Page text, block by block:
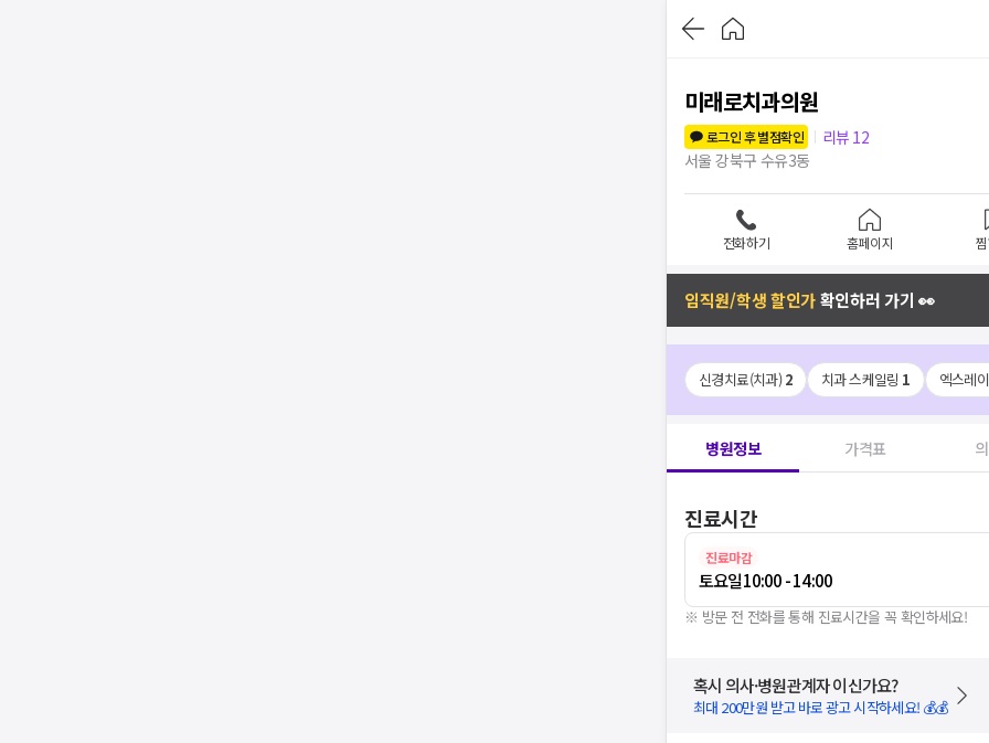
미래로치과의원
로그인 후 별점확인
리뷰 12
서울 강북구 수유3동
전화하기 홈페이지
임직원/학생 할인가확인하러 가기 👀
신경치료(치과)2 치과 스케일링 1 엑스레
병원정보 가격표
진료시간
진료마감
토요일10:00 - 14:00
※ 방문 전 전화를 통해 진료시간을 꼭 확인하세요!
혹시 의사·병원관계자 이신가요?
최대 200만원 받고 바로 광고 시작하세요! 💰💰